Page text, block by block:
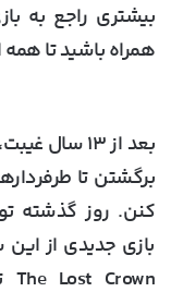
بیشتری راجع به
همراه باشید تا همه
برگشتن تا
بازی جدیدی از